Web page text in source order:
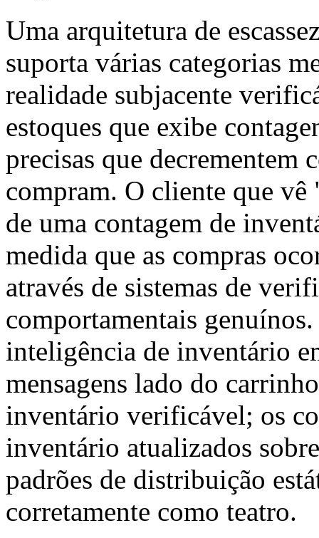
Uma arquitetura de
suporta várias categorias
realidade subjacente
estoques que exibe
precisas que decrementem
compram. O cliente que vê
de uma contagem de
medida que as compras
através de sistemas de
comportamentais
inteligência de inventário
mensagens lado do
inventário verificável; os
inventário atualizados
padrões de distribuição
corretamente como teatro.